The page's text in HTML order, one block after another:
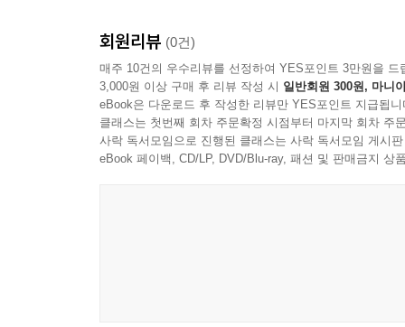
회원리뷰 (0건)
매주 10건의 우수리뷰를 선정하여 YES포인트 3만원을 드
3,000원 이상 구매 후 리뷰 작성 시 일반회원 300원, 마니
eBook은 다운로드 후 작성한 리뷰만 YES포인트 지급됩니
클래스는 첫번째 회차 주문확정 시점부터 마지막 회차 주
사락 독서모임으로 진행된 클래스는 사락 독서모임 게시
eBook 페이백, CD/LP, DVD/Blu-ray, 패션 및 판매금지 상